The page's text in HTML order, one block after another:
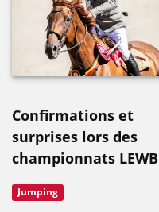
Confirmations et
surprises lors des
championnats LEWB
Jumping